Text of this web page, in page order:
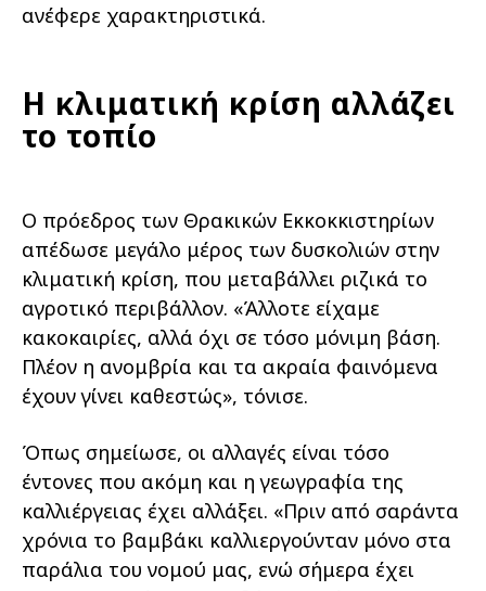
ανέφερε χαρακτηριστικά.
Η κλιματική κρίση αλλάζει
το τοπίο
Ο πρόεδρος των Θρακικών Εκκοκκιστηρίων
απέδωσε μεγάλο μέρος των δυσκολιών στην
κλιματική κρίση, που μεταβάλλει ριζικά το
αγροτικό περιβάλλον. «Άλλοτε είχαμε
κακοκαιρίες, αλλά όχι σε τόσο μόνιμη βάση.
Πλέον η ανομβρία και τα ακραία φαινόμενα
έχουν γίνει καθεστώς», τόνισε.
Όπως σημείωσε, οι αλλαγές είναι τόσο
έντονες που ακόμη και η γεωγραφία της
καλλιέργειας έχει αλλάξει. «Πριν από σαράντα
χρόνια το βαμβάκι καλλιεργούνταν μόνο στα
παράλια του νομού μας, ενώ σήμερα έχει